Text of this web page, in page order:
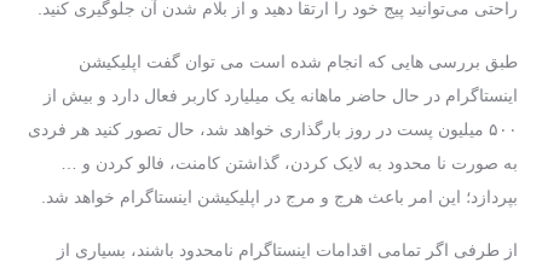
راحتی می‌توانید پیج خود را ارتقا دهید و از بلام شدن آن جلوگیری کنید.
طبق بررسی ‌هایی که انجام‌ شده است می‌ توان گفت اپلیکیشن
اینستاگرام در حال‌ حاضر ماهانه یک میلیارد کاربر فعال دارد و بیش ‌از
۵۰۰ میلیون پست در روز بارگذاری خواهد شد، حال تصور کنید هر فردی
به صورت نا محدود به لایک کردن، گذاشتن کامنت، فالو کردن و …
بپردازد؛ این امر باعث هرج‌ و مرج در اپلیکیشن اینستاگرام خواهد شد.
از طرفی اگر تمامی اقدامات اینستاگرام نامحدود باشند، بسیاری از